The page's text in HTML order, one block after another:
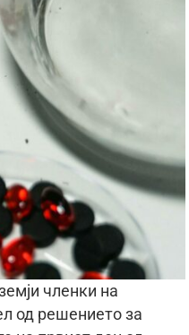
членки на
од решението за